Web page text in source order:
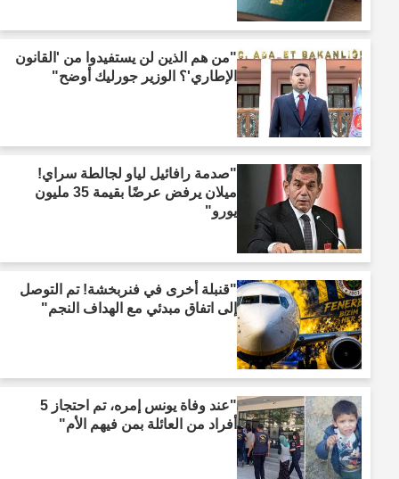
"من هم الذين لن يستفيدوا من 'القانون
الإطاري'؟ الوزير جورليك أوضح"
"صدمة رافائيل لياو لجالطة سراي!
ميلان يرفض عرضًا بقيمة 35 مليون
يورو"
"قنبلة أخرى في فنربخشة! تم التوصل
إلى اتفاق مبدئي مع الهداف النجم"
"عند وفاة يونس إمره، تم احتجاز 5
أفراد من العائلة بمن فيهم الأم"